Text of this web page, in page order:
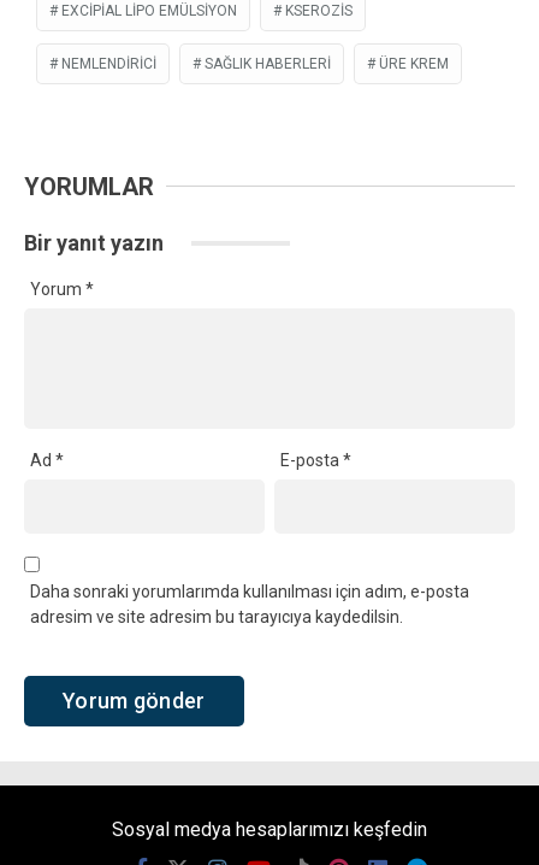
EXCIPIAL LIPO EMÜLSIYON KSEROZIS
NEMLENDIRICI SAĞLIK HABERLERI ÜRE KREM
YORUMLAR
Bir yanıt yazın
Yorum *
Ad * E-posta*
Daha sonraki yorumlarımda kullanılması için adım, e-posta
adresim ve site adresim bu tarayıcıya kaydedilsin.
Sosyal medya hesaplarımızı keşfedin